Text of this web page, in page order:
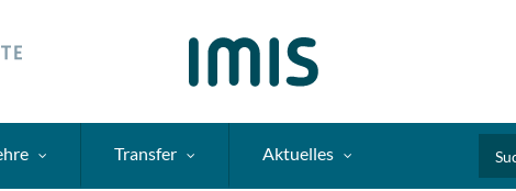
Transfer Aktuelles